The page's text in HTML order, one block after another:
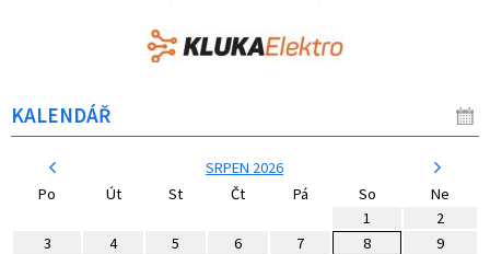
KALENDÁŘ
SRPEN 2026
Po
Út St Čt Pá So
Ne
1
2
3
4 5 6 7 8
9